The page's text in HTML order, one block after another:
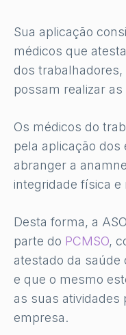
Sua aplicação
médicos que
dos
possam realizar
Os médicos do
pela aplicação dos
abranger a
integridade física
Desta forma, a
parte do PCMSO,
atestado da saúde
e que o mesmo
as suas atividades
empresa.